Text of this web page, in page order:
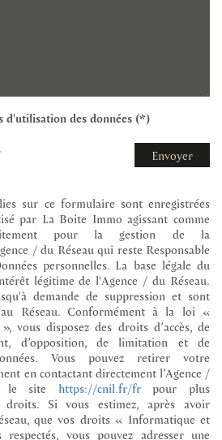
d'utilisation des données (*)
Envoyer
sur ce formulaire sont enregistrées
par La Boite Immo agissant comme
pour la gestion de la
/ du Réseau qui reste Responsable
personnelles. La base légale du
légitime de l'Agence / du Réseau.
demande de suppression et sont
Réseau. Conformément à la loi «
vous disposez des droits d’accès, de
d’opposition, de limitation et de
Vous pouvez retirer votre
en contactant directement l’Agence /
le site https://cnil.fr/frpour plus
droits. Si vous estimez, après avoir
que vos droits « Informatique et
vous pouvez adresser une